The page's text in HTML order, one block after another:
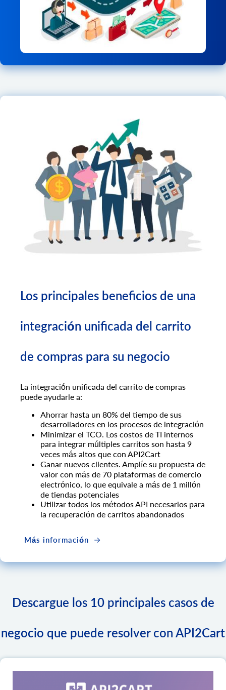
Los principales beneficios de una
integración unificada del carrito
de compras para su negocio
La integración unificada del carrito de compras
puede ayudarle a:
Ahorrar hasta un 80% del tiempo de sus
desarrolladores en los procesos de integración
Minimizar el TCO. Los costos de TI internos
para integrar múltiples carritos son hasta 9
veces más altos que con API2Cart
Ganar nuevos clientes. Amplíe su propuesta de
valor con más de 70 plataformas de comercio
electrónico, lo que equivale a más de 1 millón
de tiendas potenciales
Utilizar todos los métodos API necesarios para
la recuperación de carritos abandonados
Más información
Descargue los 10 principales casos de
negocio que puede resolver con API2Cart